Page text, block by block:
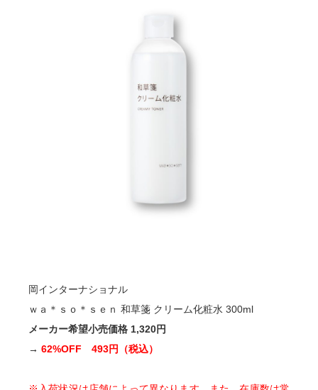
岡インターナショナル
ｗａ＊ｓｏ＊ｓｅｎ 和草箋 クリーム化粧水 300ml
メーカー希望小売価格 1,320円
→ 62%OFF 493円（税込）